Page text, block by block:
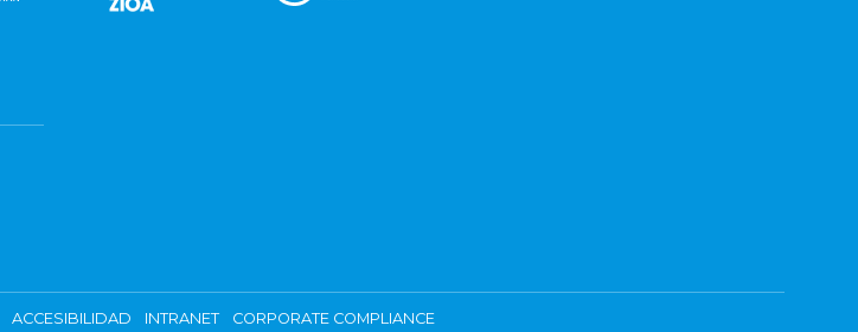
ACCESIBILIDAD INTRANET CORPORATE COMPLIANCE